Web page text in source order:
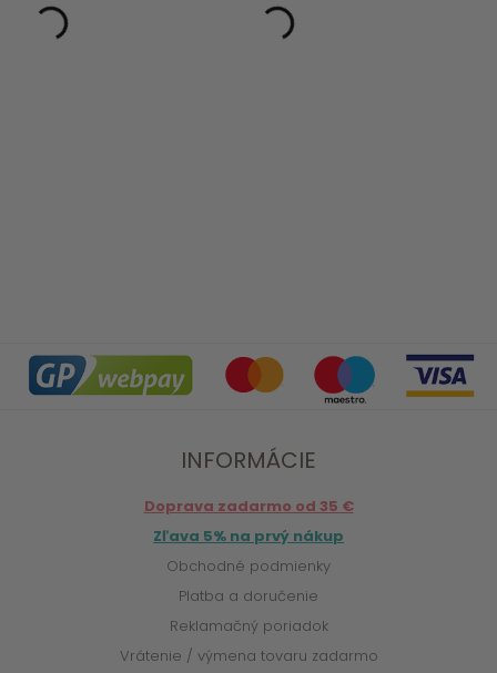
INFORMÁCIE
Doprava zadarmo od 35 €
Zľava 5% na prvý nákup
Obchodné podmienky
Platba a doručenie
Reklamačný poriadok
Vrátenie / výmena tovaru zadarmo